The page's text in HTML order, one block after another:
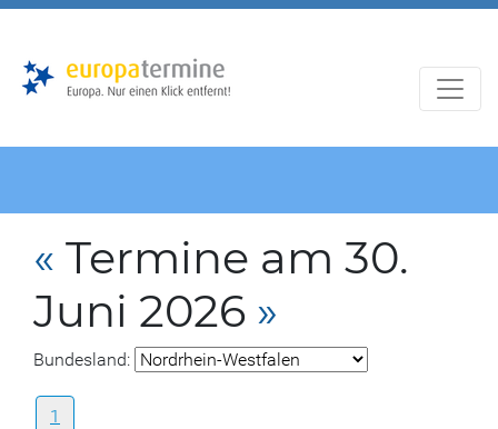
« Termine am 30.
Juni 2026 »
Bundesland:
1